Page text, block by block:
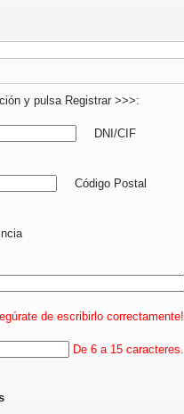
y pulsa Registrar >>>:
DNI/CIF
Código Postal
de escribirlo correctamente!
De 6 a 15 caracteres.